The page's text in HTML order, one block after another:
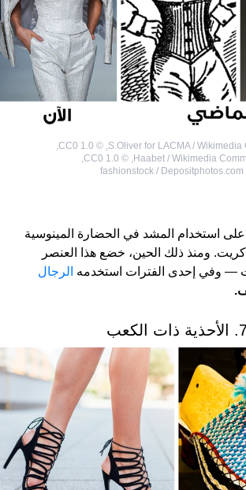
S.Oliver for LACMA / Wikimedia
,
©
CC0 1.0
Haabet / Wikimedia
,
©
CC0 1.0
fashionstock / Depositphotos.com
استخدام المشد في الحضارة المينوسية
ومنذ ذلك الحين، خضع هذا العنصر
— وفي إحدى الفترات استخدمه الرجال
ذات الكعب